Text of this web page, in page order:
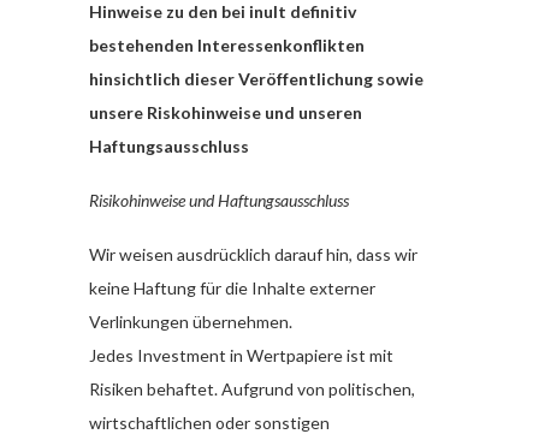
Hinweise zu den bei inult definitiv
bestehenden Interessenkonflikten
hinsichtlich dieser Veröffentlichung sowie
unsere Riskohinweise und unseren
Haftungsausschluss
Risikohinweise und Haftungsausschluss
Wir weisen ausdrücklich darauf hin, dass wir
keine Haftung für die Inhalte externer
Verlinkungen übernehmen.
Jedes Investment in Wertpapiere ist mit
Risiken behaftet. Aufgrund von politischen,
wirtschaftlichen oder sonstigen